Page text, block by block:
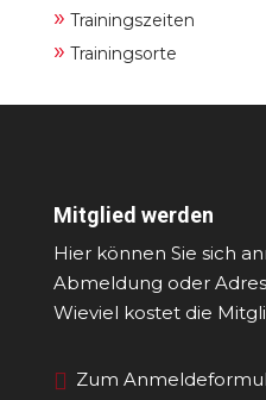
» Trainingszeiten
» Trainingsorte
Mitglied werden
Hier können Sie sich
Abmeldung oder
Wieviel kostet die
Zum